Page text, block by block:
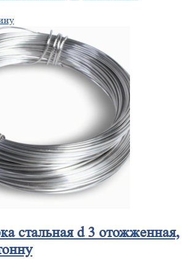
стальная d 3 отожженная,